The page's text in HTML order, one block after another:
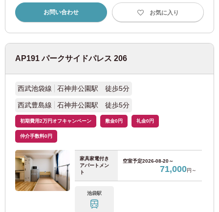
お問い合わせ お気に入り
AP191 パークサイドパレス 206
西武池袋線 石神井公園駅 徒歩5分
西武豊島線 石神井公園駅 徒歩5分
初期費用2万円オフキャンペーン 敷金0円 礼金0円
仲介手数料0円
家具家電付き
アパートメン
ト
空室予定2026-08-20～
71,000円～
池袋駅
福岡市営地下鉄七隈線 (55)
西鉄天神大牟田線 (27)
西鉄貝塚線 (1)
北海道
JR北海道